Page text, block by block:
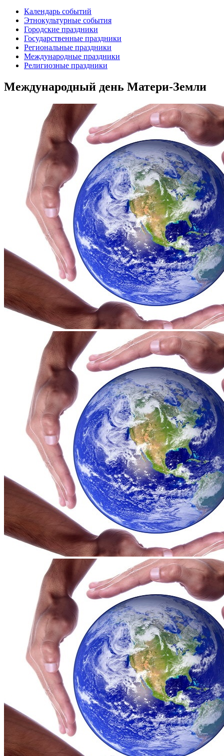
Календарь событий
Этнокультурные события
Городские праздники
Государственные праздники
Региональные праздники
Международные праздники
Религиозные праздники
Международный день Матери-Земли